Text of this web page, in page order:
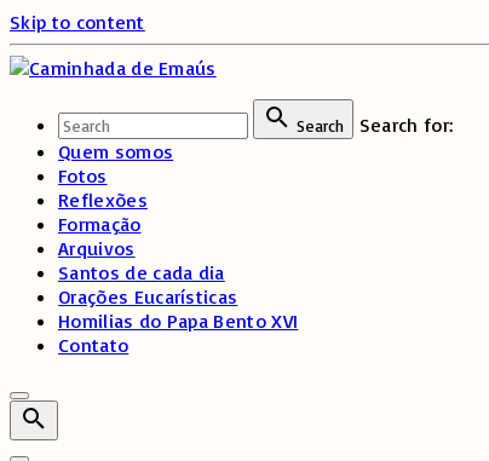
Skip to content
Search
Search for:
Quem somos
Fotos
Reflexões
Formação
Arquivos
Santos de cada dia
Orações Eucarísticas
Homilias do Papa Bento XVI
Contato